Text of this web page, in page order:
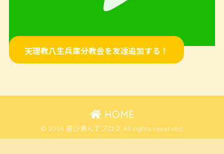
天理教八生兵庫分教会を友達追加する！
HOME
© 2026 喜び勇んでブログ All rights reserved.